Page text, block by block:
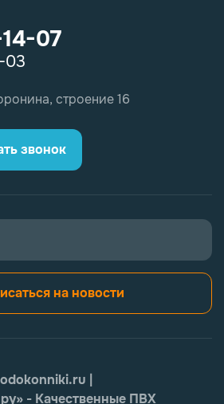
07
03
строение 16
Заказать звонок
на новости
|
- Качественные ПВХ